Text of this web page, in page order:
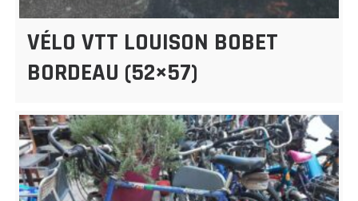
VÉLO VTT LOUISON BOBET
BORDEAU (52×57)